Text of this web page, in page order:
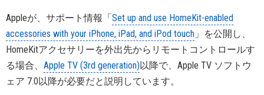
Appleが、サポート情報「Set up and use HomeKit-enabled
accessories with your iPhone, iPad, and iPod touch 」を公開し、
HomeKitアクセサリーを外出先からリモートコントロールす
る場合、 Apple TV (3rd generation)以降で、Apple TV ソフトウ
ェア 7.0以降が必要だと説明しています。